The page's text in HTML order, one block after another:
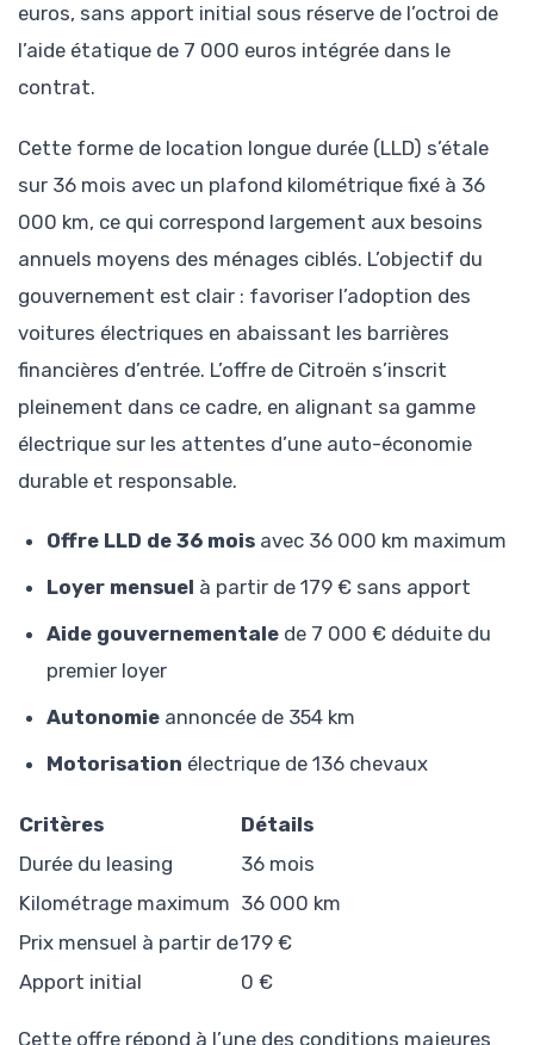
euros, sans apport initial sous réserve de l’octroi de
l’aide étatique de 7 000 euros intégrée dans le
contrat.
Cette forme de location longue durée (LLD) s’étale
sur 36 mois avec un plafond kilométrique fixé à 36
000 km, ce qui correspond largement aux besoins
annuels moyens des ménages ciblés. L’objectif du
gouvernement est clair : favoriser l’adoption des
voitures électriques en abaissant les barrières
financières d’entrée. L’offre de Citroën s’inscrit
pleinement dans ce cadre, en alignant sa gamme
électrique sur les attentes d’une auto-économie
durable et responsable.
Offre LLD de 36 mois avec 36 000 km maximum
Loyer mensuel à partir de 179 € sans apport
Aide gouvernementale de 7 000 € déduite du
premier loyer
Autonomie annoncée de 354 km
Motorisation électrique de 136 chevaux
Critères
Détails
Durée du leasing
36 mois
Kilométrage maximum 36 000 km
Prix mensuel à partir de179 €
Apport initial
0 €
Cette offre répond à l’une des conditions majeures